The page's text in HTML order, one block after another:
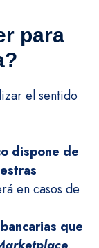
para
el sentido
dispone de
en casos de
que